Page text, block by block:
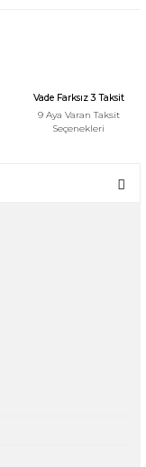
Vade Farksız 3 Taksit
9 Aya Varan Taksit
Seçenekleri